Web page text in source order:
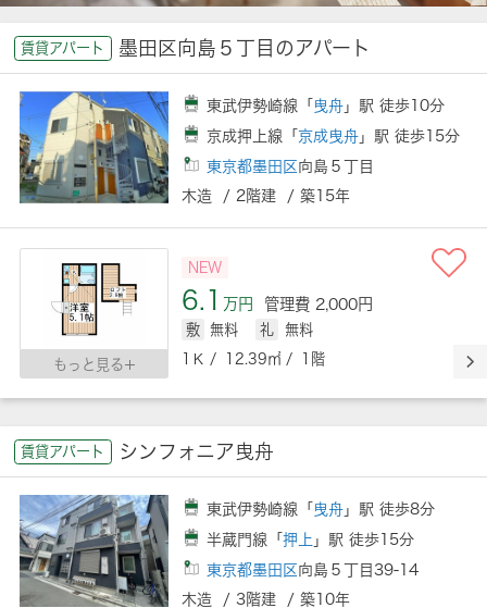
賃貸アパート 墨田区向島５丁目のアパート
東武伊勢崎線「 曳舟 」駅 徒歩10分
京成押上線「京成曳舟 」駅 徒歩15分
東京都墨田区 向島５丁目
木造 / 2階建 / 築15年
もっと見る
NEW
6.1万円 管理費 2,000円
敷 無料 礼
無料
1Ｋ / 12.39㎡ / 1階
賃貸アパート シンフォニア曳舟
東武伊勢崎線「 曳舟 」駅 徒歩8分
半蔵門線「押上 」駅 徒歩15分
東京都墨田区向島５丁目39-14
木造 / 3階建 / 築10年